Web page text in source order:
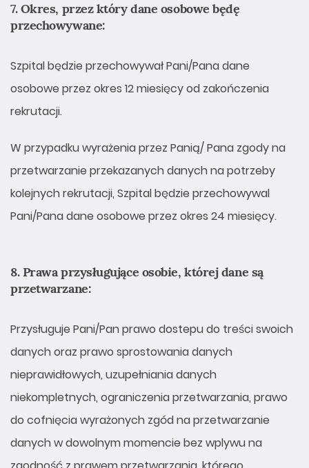
7. Okres, przez który dane osobowe będę
przechowywane:
Szpital będzie przechowywał Pani/Pana dane
osobowe przez okres 12 miesięcy od zakończenia
rekrutacji.
W przypadku wyrażenia przez Panią/ Pana zgody na
przetwarzanie przekazanych danych na potrzeby
kolejnych rekrutacji, Szpital będzie przechowywal
Pani/Pana dane osobowe przez okres 24 miesięcy.
8. Prawa przysługujące osobie, której dane są
przetwarzane:
Przysługuje Pani/Pan prawo dostepu do treści swoich
danych oraz prawo sprostowania danych
nieprawidłowych, uzupełniania danych
niekompletnych, ograniczenia przetwarzania, prawo
do cofnięcia wyrażonych zgód na przetwarzanie
danych w dowolnym momencie bez wplywu na